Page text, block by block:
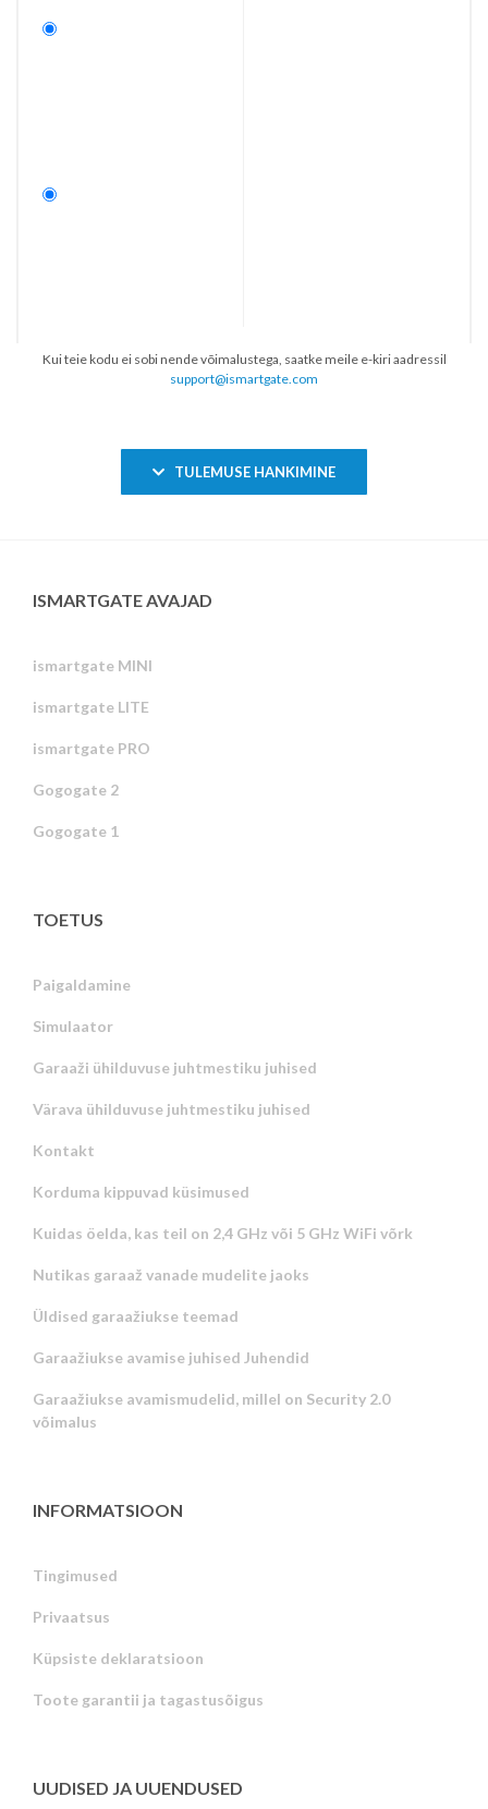
Kui teie kodu ei sobi nende võimalustega, saatke meile e-kiri aadressil
support@ismartgate.com
TULEMUSE HANKIMINE
ISMARTGATE AVAJAD
ismartgate MINI
ismartgate LITE
ismartgate PRO
Gogogate 2
Gogogate 1
TOETUS
Paigaldamine
Simulaator
Garaaži ühilduvuse juhtmestiku juhised
Värava ühilduvuse juhtmestiku juhised
Kontakt
Korduma kippuvad küsimused
Kuidas öelda, kas teil on 2,4 GHz või 5 GHz WiFi võrk
Nutikas garaaž vanade mudelite jaoks
Üldised garaažiukse teemad
Garaažiukse avamise juhised Juhendid
Garaažiukse avamismudelid, millel on Security 2.0
võimalus
INFORMATSIOON
Tingimused
Privaatsus
Küpsiste deklaratsioon
Toote garantii ja tagastusõigus
UUDISED JA UUENDUSED